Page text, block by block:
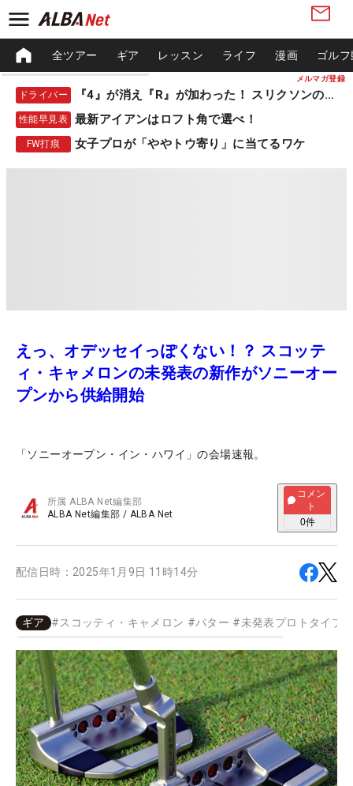
メルマガ登録
全ツアー ギア レッスン ライフ 漫画 ゴル
ドライバー 『4』が消え『R』が加わった！ スリクソンの新作
性能早見表 最新アイアンはロフト角で選べ！
FW打痕 女子プロが「ややトウ寄り」に当てるワケ
えっ、オデッセイっぽくない！？ スコッテ
ィ・キャメロンの未発表の新作がソニーオー
プンから供給開始
「ソニーオープン・イン・ハワイ」の会場速報。
所属ALBA Net編集部
ALBA Net編集部 / ALBA Net
コメン
ト
0件
配信日時： 2025年1月9日 11時14分
ギア #スコッティ・キャメロン #パター #未発表プロトタイプ